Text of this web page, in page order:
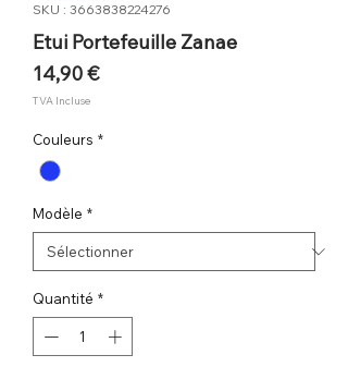
SKU : 3663838224276
Etui Portefeuille Zanae
14,90 €Prix
TVA Incluse
Couleurs *
Modèle *
Quantité *